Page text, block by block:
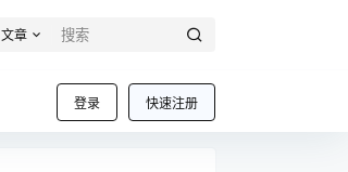
文章
登录 快速注册